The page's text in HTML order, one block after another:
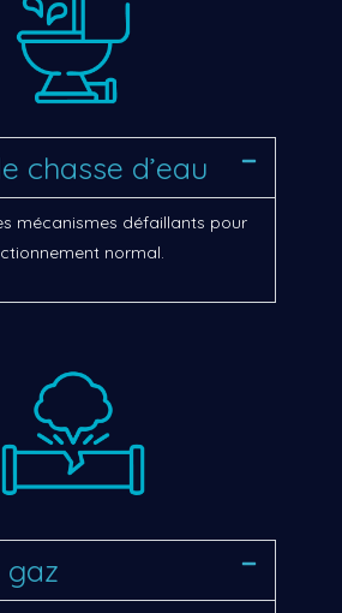
chasse d’eau
mécanismes défaillants pour
normal.
gaz